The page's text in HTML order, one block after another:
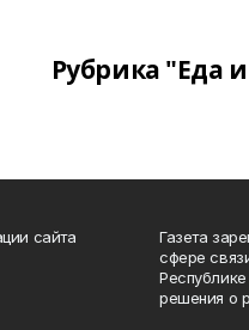
Рубрика "Еда
сайта
Газета
сфере
решения о